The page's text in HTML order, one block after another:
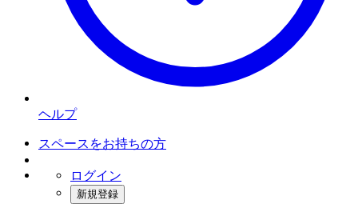
ヘルプ
スペースをお持ちの方
ログイン
新規登録